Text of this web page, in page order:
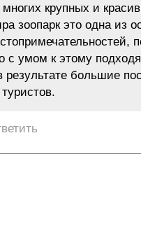
многих крупных и
зоопарк это одна из
с умом к этому
результате большие